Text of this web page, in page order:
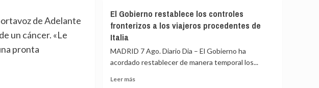
un cáncer. «Le
pronta
España
y
Gobierno
de
los
controles
El Gobierno restablece los controles
fronterizos a los viajeros procedentes de
Italia
MADRID 7 Ago. Diario Dia – El Gobierno ha
acordado restablecer de manera temporal los...
Leer másLeer